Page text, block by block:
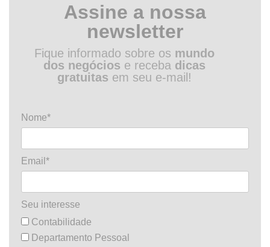
Assine a nossa
newsletter
Fique informado sobre os mundo
dos negócios e receba dicas
gratuitas em seu e-mail!
Nome*
Email*
Seu interesse
Contabilidade
Departamento Pessoal